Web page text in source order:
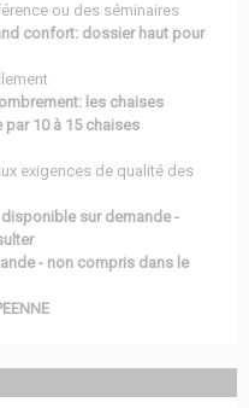
ou des séminaires
confort: dossier haut pour
les chaises
10 à 15 chaises
exigences de qualité des
disponible sur demande -
- non compris dans le